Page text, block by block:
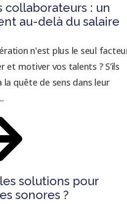
collaborateurs : un
au-delà du salaire
n'est plus le seul
motiver vos talents ? S’ils
la quête de sens dans leur
solutions pour
sonores ?